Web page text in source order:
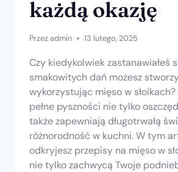
każdą okazję
Przezadmin 13 lutego, 2025
Czy kiedykolwiek zastanawiałeś
smakowitych dań możesz
wykorzystując mięso w
pełne pyszności nie tylko
także zapewniają długotrwałą
różnorodność w kuchni. W tym
odkryjesz przepisy na mięso w
nie tylko zachwycą Twoje